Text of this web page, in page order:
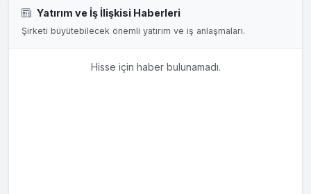
Yatırım ve İş İlişkisi Haberleri
Şirketi büyütebilecek önemli yatırım ve iş anlaşmaları.
Hisse için haber bulunamadı.